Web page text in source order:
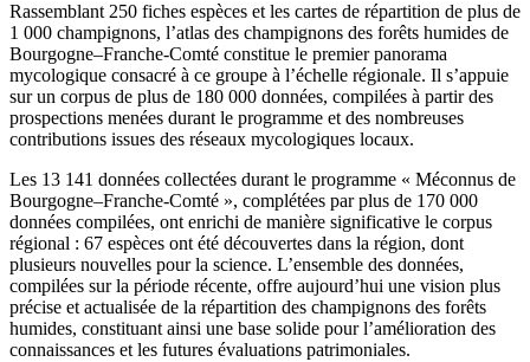
Rassemblant 250 fiches espèces et les cartes de répartition de plus de
1 000 champignons, l’atlas des champignons des forêts humides de
Bourgogne–Franche-Comté constitue le premier panorama
mycologique consacré à ce groupe à l’échelle régionale. Il s’appuie
sur un corpus de plus de 180 000 données, compilées à partir des
prospections menées durant le programme et des nombreuses
contributions issues des réseaux mycologiques locaux.
Les 13 141 données collectées durant le programme « Méconnus de
Bourgogne–Franche-Comté », complétées par plus de 170 000
données compilées, ont enrichi de manière significative le corpus
régional : 67 espèces ont été découvertes dans la région, dont
plusieurs nouvelles pour la science. L’ensemble des données,
compilées sur la période récente, offre aujourd’hui une vision plus
précise et actualisée de la répartition des champignons des forêts
humides, constituant ainsi une base solide pour l’amélioration des
connaissances et les futures évaluations patrimoniales.